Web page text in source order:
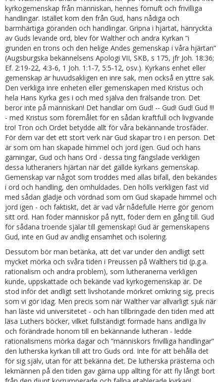
kyrkogemenskap från människan, hennes förnuft och frivilliga
handlingar. Istället kom den från Gud, hans nådiga och
barmhärtiga göranden och handlingar. Gripna i hjärtat, hänryckta
av Guds levande ord, blev för Walther och andra Kyrkan ”i
grunden en trons och den helige Andes gemenskap i våra hjärtan”
(Augsburgska bekännelsens Apologi VII, SKB, s 175, jfr Joh. 18:36;
Ef. 2:19-22, 4:3-6, 1 Joh. 1:1-7, 5:5-12, osv.). Kyrkans enhet eller
gemenskap är huvudsakligen en inre sak, men också en yttre sak.
Den verkliga inre enheten eller gemenskapen med Kristus och
hela Hans Kyrka ges i och med själva den frälsande tron. Det
beror inte på människan! Det handlar om Gud! -- Gud! Gud! Gud !!!
- med Kristus som föremålet för en sådan kraftfull och livgivande
tro! Tron och Ordet betydde allt för våra bekännande trosfäder.
För dem var det ett stort verk när Gud skapar tro i en person. Det
är som om han skapade himmel och jord igen. Gud och hans
gärningar, Gud och hans Ord - dessa ting fängslade verkligen
dessa lutheraners hjärtan när det gällde kyrkans gemenskap.
Gemenskap var något som troddes med allas bifall, den bekändes
i ord och handling, den omhuldades. Den hölls verkligen fast vid
med sådan glädje och vördnad som om Gud skapade himmel och
jord igen - och faktiskt, det är vad vår nådefulle Herre gör genom
sitt ord. Han föder människor på nytt, föder dem en gång till. Gud
för sådana troende själar till gemenskap! Gud är gemenskapens
Gud, inte en Gud av andlig ensamhet och isolering.
Dessutom bör man betänka, att det var under den andligt sett
mycket mörka och svåra tiden i Preussen på Walthers tid (p.g.a.
rationalism och andra problem), som lutheranerna verkligen
kunde, uppskattade och bekände vad kyrkogemenskap är. De
stod inför det andligt sett livshotande mörkret omkring sig, precis
som vi gör idag. Men precis som när Walther var allvarligt sjuk när
han läste vid universitetet - och han tillbringade den tiden med att
läsa Luthers böcker, vilket fullständigt formade hans andliga liv
och förändrade honom till en bekännande lutheran - ledde
rationalismens mörka dagar och ”människors frivilliga handlingar”
den lutherska kyrkan till att tro Guds ord. Inte för att behålla det
för sig själv, utan för att bekänna det. De lutherska prästerna och
lekmännen på den tiden gav gärna upp allting för att fly långt bort